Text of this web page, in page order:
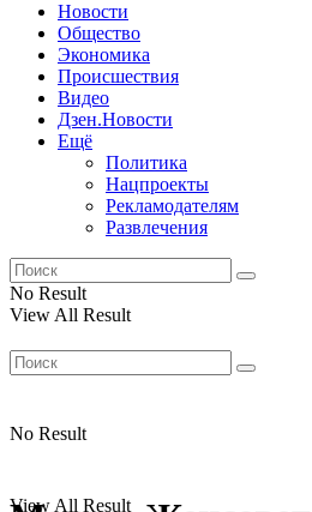
Новости
Общество
Экономика
Происшествия
Видео
Дзен.Новости
Ещё
Политика
Нацпроекты
Рекламодателям
Развлечения
No Result
View All Result
No Result
View All Result